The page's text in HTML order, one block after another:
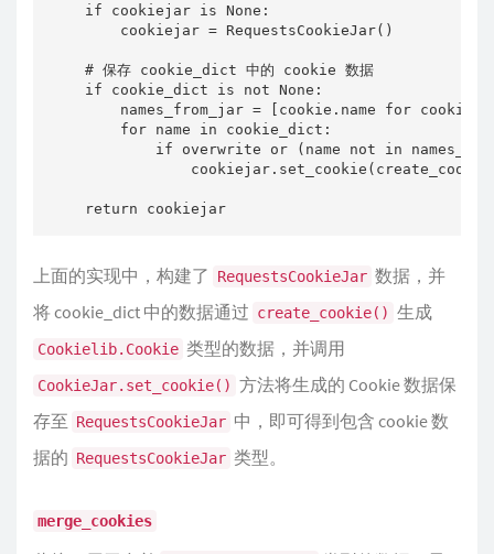
    if cookiejar is None:
        cookiejar = RequestsCookieJar()
    # 保存 cookie_dict 中的 cookie 数据
    if cookie_dict is not None:
names_from_jar = [cookie.name for cookie
        for name in cookie_dict:
if overwrite or (name not in
    return cookiejar
上面的实现中，构建了 RequestsCookieJar 数据，并
将 cookie_dict 中的数据通过 create_cookie() 生成
Cookielib.Cookie 类型的数据，并调用
CookieJar.set_cookie() 方法将生成的 Cookie 数据保
存至 RequestsCookieJar 中，即可得到包含 cookie 数
据的 RequestsCookieJar 类型。
merge_cookies